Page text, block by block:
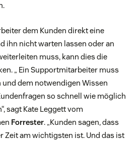
dem Kunden direkt eine
ihn nicht warten lassen oder an
muss, kann dies die
„ Ein Supportmitarbeiter muss
dem notwendigen Wissen
so schnell wie möglich
sagt Kate Leggett vom
Forrester. „Kunden sagen, dass
Zeit am wichtigsten ist. Und das ist